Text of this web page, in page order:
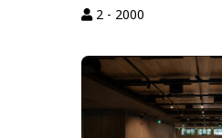
2 - 2000